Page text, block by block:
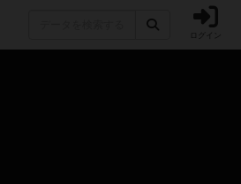
ログイン